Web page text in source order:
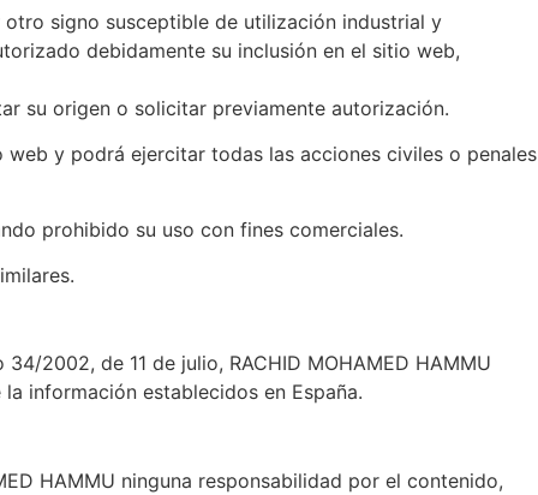
signo susceptible de utilización industrial y
debidamente su inclusión en el sitio web,
su origen o solicitar previamente autorización.
y podrá ejercitar todas las acciones civiles o penales
prohibido su uso con fines comerciales.
2002, de 11 de julio, RACHID MOHAMED HAMMU
información establecidos en España.
HAMMU ninguna responsabilidad por el contenido,